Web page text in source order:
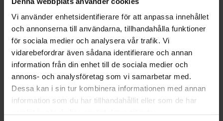
Vi använder enhetsidentifierare för att anpassa innehållet
och annonserna till användarna, tillhandahålla funktioner
för sociala medier och analysera vår trafik. Vi
vidarebefordrar även sådana identifierare och annan
information från din enhet till de sociala medier och
annons- och analysföretag som vi samarbetar med.
Dessa kan i sin tur kombinera informationen med annan
information som du har tillhandahållit eller som de har
Lisää kasvis- tai lihaliemi. Hauduta juureksia kannen
alla noin noin tunnin ajan. Soseuta ainekset ja mausta
pippurilla, balsamietikalla sekä yrteillä.
Ohenna kastiketta kasvis- tai lihaliemellä tarvittaessa
ja sekoita joukkoon ruokakermaa. Kuumenna
kiehuvaksi ja tarkista maku.
Tarjoa esimerkiksi lihamurekkeen, kyljysten, riistalihan
tai pastan kanssa.